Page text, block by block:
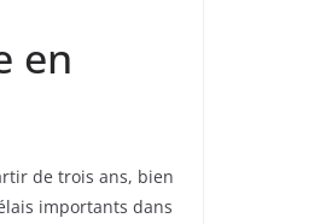
en
de trois ans, bien
importants dans